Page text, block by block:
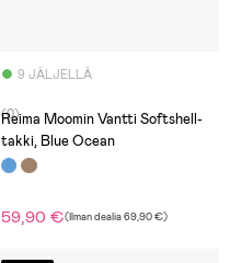
9 JÄLJELLÄ
(0)
Reima Moomin Vantti Softshell-
takki, Blue Ocean
59,90 €(Ilman dealia69,90 €)